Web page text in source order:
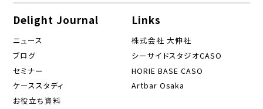
Delight Journal
ニュース
ブログ
セミナー
ケーススタディ
お役立ち資料
Links
株式会社 大伸社
シーサイドスタジオCASO
HORIE BASE CASO
Artbar Osaka